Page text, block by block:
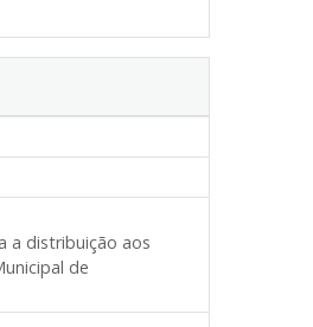
a distribuição aos
de